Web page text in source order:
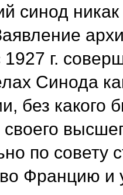
синод
г.
Синода
без какого
по совету
Францию и